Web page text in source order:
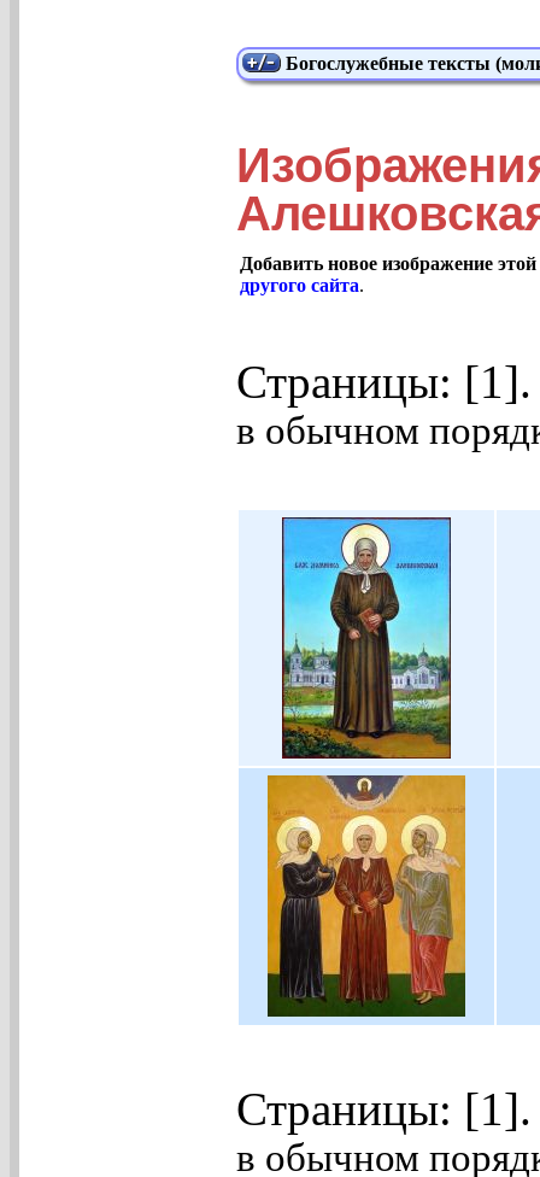
Богослужебные тексты
Добавить новое изображение
другого сайта.
Страницы:
в обычном
Страницы:
в обычном